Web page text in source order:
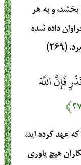
و به هر
داده شده
فَإِنَّ اللَّهَ
عهد كرده‏ ايد،
هيچ ياورى